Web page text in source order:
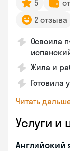
5
2 отзыва
Освоила
Жила и
Готовила
Читать
Услуги и
Английский